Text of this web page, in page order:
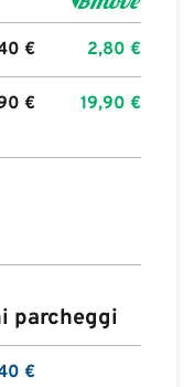
€ 2,80 €
€ 19,90 €
parcheggi
€